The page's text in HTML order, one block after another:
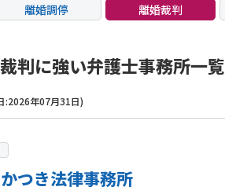
離婚調停 離婚裁判
熟年離婚
判に強い弁護士事務所一覧
:2026年07月31日)
つき法律事務所